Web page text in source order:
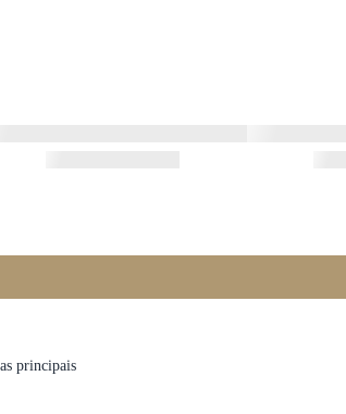
principais